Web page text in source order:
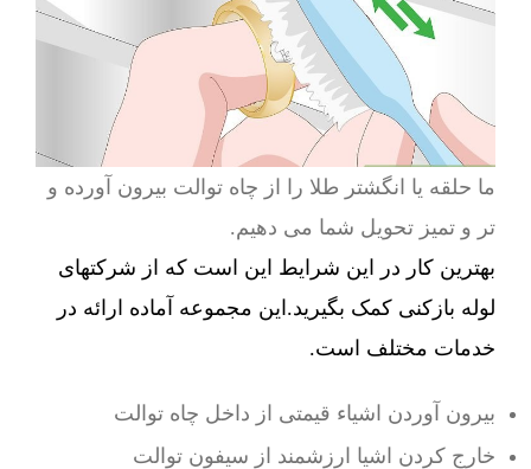
ما حلقه یا انگشتر طلا را از چاه توالت بیرون آورده و
تر و تمیز تحویل شما می دهیم.
بهترین کار در این شرایط این است که از شرکتهای
لوله بازکنی کمک بگیرید.این مجموعه آماده ارائه در
خدمات مختلف است.
بیرون آوردن اشیاء قیمتی از داخل چاه توالت
خارج کردن اشیا ارزشمند از سیفون توالت